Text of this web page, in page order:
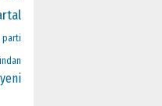
yeni